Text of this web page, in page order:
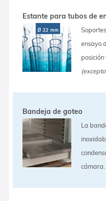
Estante para tubos de
ensayo
posición
Bandeja de goteo
La
cámara.